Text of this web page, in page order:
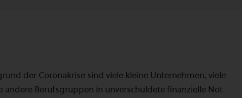
der Coronakrise sind viele kleine Unternehmen, viele
andere Berufsgruppen in unverschuldete finanzielle Not